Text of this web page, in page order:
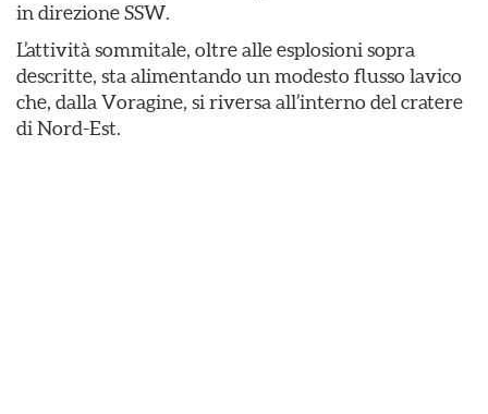
in direzione SSW.
L’attività sommitale, oltre alle esplosioni sopra
descritte, sta alimentando un modesto flusso lavico
che, dalla Voragine, si riversa all’interno del cratere
di Nord-Est.